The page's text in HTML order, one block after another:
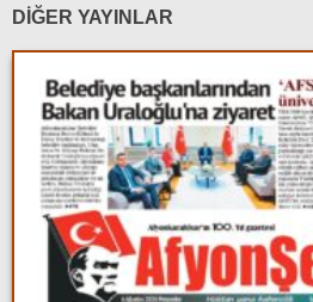
DİĞER YAYINLAR